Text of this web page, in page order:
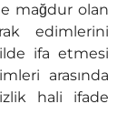
mağdur olan
edimlerini
ifa etmesi
arasında
hali ifade